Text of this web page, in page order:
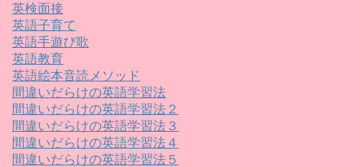
英検面接
英語子育て
英語手遊び歌
英語教育
英語絵本音読メソッド
間違いだらけの英語学習法
間違いだらけの英語学習法２
間違いだらけの英語学習法３
間違いだらけの英語学習法４
間違いだらけの英語学習法５